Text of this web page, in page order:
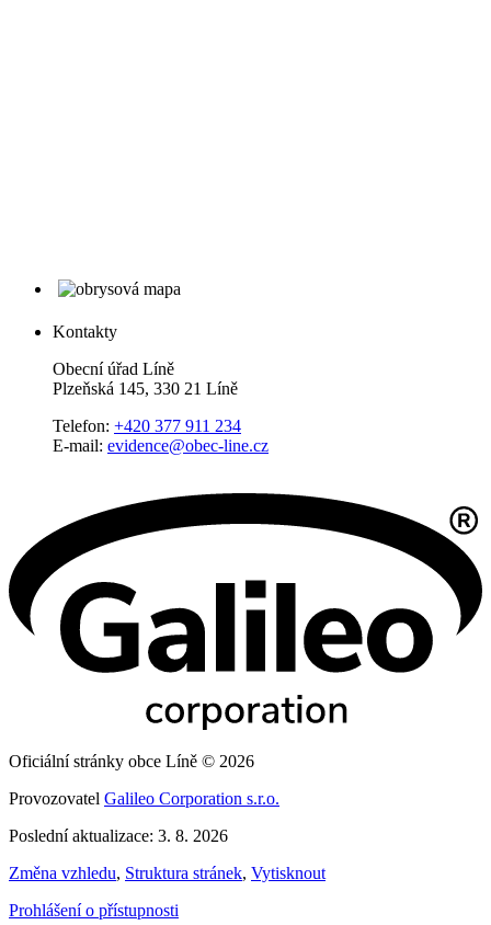
Kontakty
Obecní úřad Líně
Plzeňská 145, 330 21 Líně
Telefon: +420 377 911 234
E-mail: evidence@obec-line.cz
Oficiální stránky obce Líně © 2026
Provozovatel Galileo Corporation s.r.o.
Poslední aktualizace: 3. 8. 2026
Změna vzhledu, Struktura stránek, Vytisknout
Prohlášení o přístupnosti